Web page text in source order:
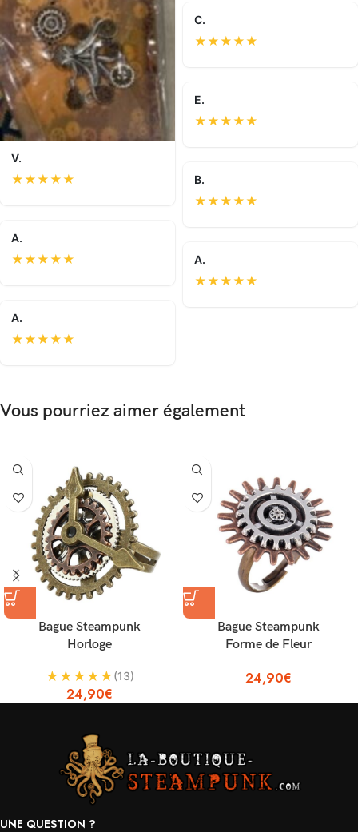
V.
★★★★★
A.
★★★★★
A.
★★★★★
C.
★★★★★
E.
★★★★★
B.
★★★★★
A.
★★★★★
Vous pourriez aimer également
Bague Steampunk
Horloge
★ ★ ★ ★ ★(13)
24,90€
Bague Steampunk
Forme de Fleur
24,90€
UNE QUESTION ?